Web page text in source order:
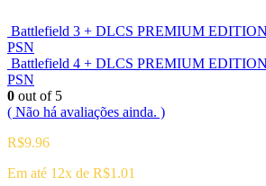
Battlefield 3 + DLCS PREMIUM
PSN
Battlefield 4 + DLCS PREMIUM
PSN
0 out of 5
( Não há avaliações ainda. )
R$9.96
Em até 12x de R$1.01